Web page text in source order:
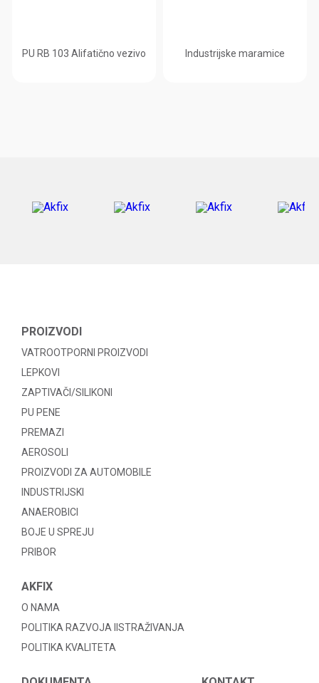
PU RB 103 Alifatično vezivo Industrijske maramice
PROIZVODI
VATROOTPORNI PROIZVODI
LEPKOVI
ZAPTIVAČI/SILIKONI
PU PENE
PREMAZI
AEROSOLI
PROIZVODI ZA AUTOMOBILE
INDUSTRIJSKI
ANAEROBICI
BOJE U SPREJU
PRIBOR
AKFIX
O NAMA
POLITIKA RAZVOJA IISTRAŽIVANJA
POLITIKA KVALITETA